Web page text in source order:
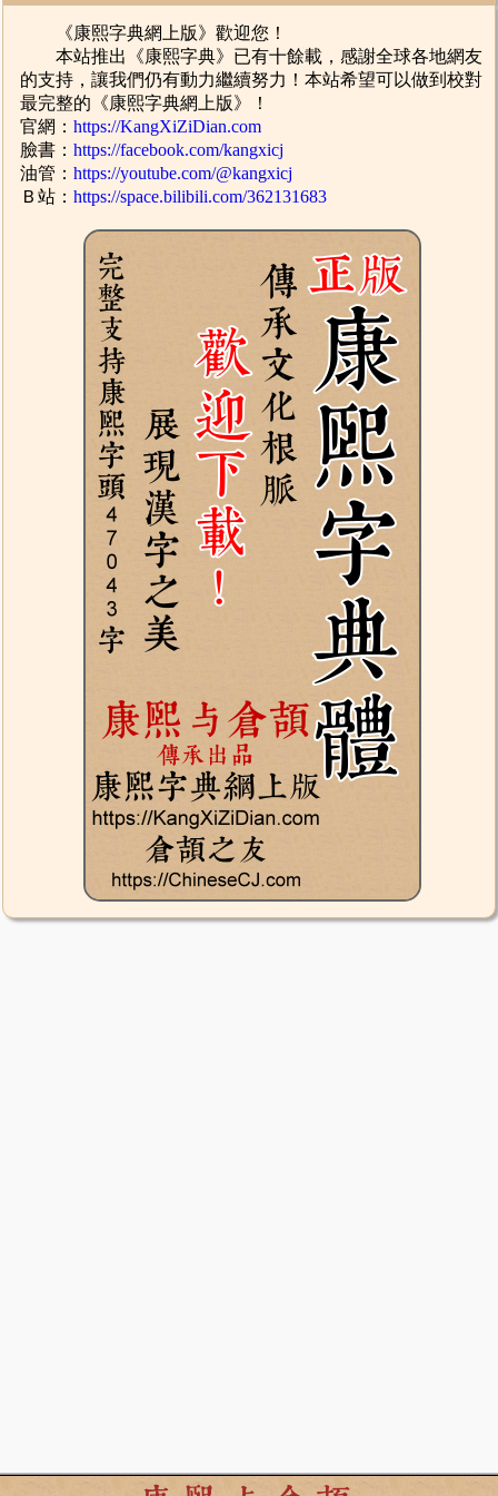
《康熙字典網上版》歡迎您！
本站推出《康熙字典》已有十餘載，感謝全球各地網友
的支持，讓我們仍有動力繼續努力！本站希望可以做到校對
最完整的《康熙字典網上版》！
官網：https://KangXiZiDian.com
臉書：https://facebook.com/kangxicj
油管：https://youtube.com/@kangxicj
Ｂ站：https://space.bilibili.com/362131683